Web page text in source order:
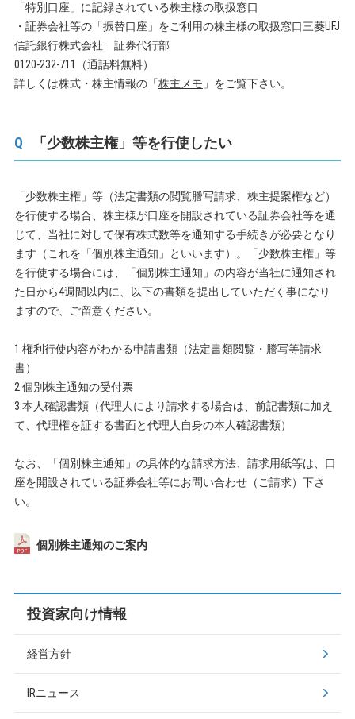
「特別口座」に記録されている株主様の取扱窓口
・証券会社等の「振替口座」をご利用の株主様の取扱窓口三菱UFJ
信託銀行株式会社 証券代行部
0120-232-711（通話料無料）
詳しくは株式・株主情報の「株主メモ 」をご覧下さい。
「少数株主権」等を行使したい
「少数株主権」等（法定書類の閲覧謄写請求、株主提案権など）
を行使する場合、株主様が口座を開設されている証券会社等を通
じて、当社に対して保有株式数等を通知する手続きが必要となり
ます（これを「個別株主通知」といいます）。「少数株主権」等
を行使する場合には、「個別株主通知」の内容が当社に通知され
た日から4週間以内に、以下の書類を提出していただく事になり
ますので、ご留意ください。
1.権利行使内容がわかる申請書類（法定書類閲覧・謄写等請求
書）
2.個別株主通知の受付票
3.本人確認書類（代理人により請求する場合は、前記書類に加え
て、代理権を証する書面と代理人自身の本人確認書類）
なお、「個別株主通知」の具体的な請求方法、請求用紙等は、口
座を開設されている証券会社等にお問い合わせ（ご請求）下さ
い。
個別株主通知のご案内
投資家向け情報
経営方針
IRニュース